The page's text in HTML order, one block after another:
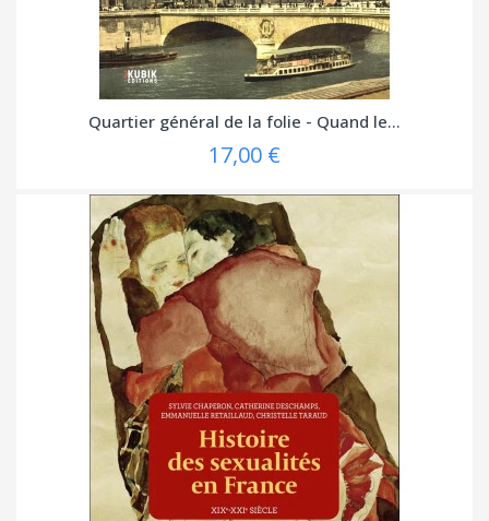
Quartier général de la folie - Quand le...
17,00 €